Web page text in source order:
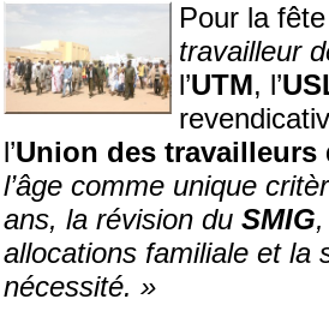
Pour la
travailleur
l’UTM, l’
l’Union des travailleurs
l’âge comme unique
ans, la révision du SMIG
allocations familiale et la
nécessité. »